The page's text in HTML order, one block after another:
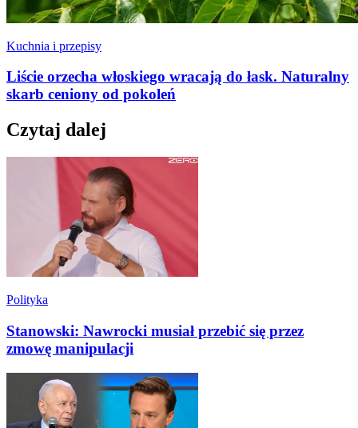
Kuchnia i przepisy
Liście orzecha włoskiego wracają do łask. Naturalny
skarb ceniony od pokoleń
Czytaj dalej
Polityka
Stanowski: Nawrocki musiał przebić się przez
zmowę manipulacji